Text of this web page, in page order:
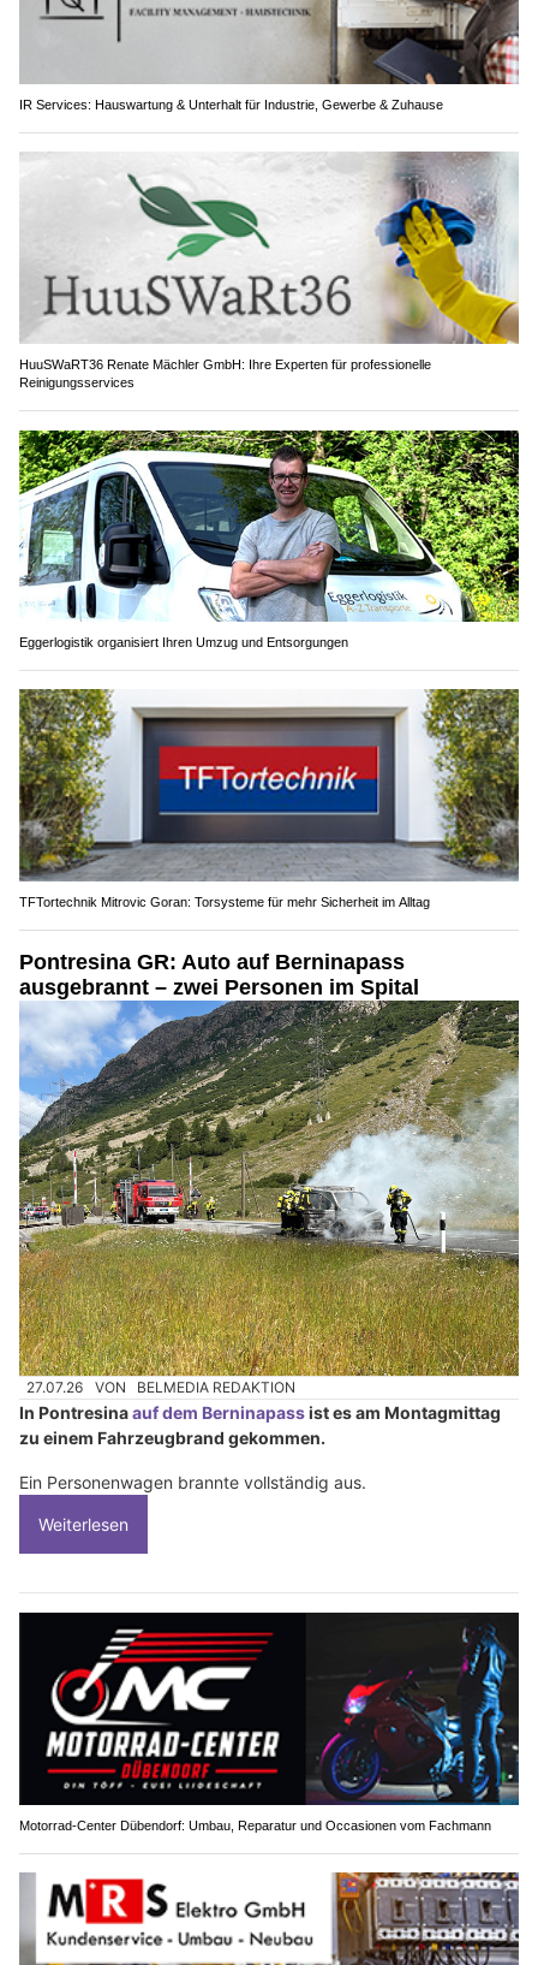
IR Services: Hauswartung & Unterhalt für Industrie, Gewerbe & Zuhause
HuuSWaRT36 Renate Mächler GmbH: Ihre Experten für professionelle
Reinigungsservices
Eggerlogistik organisiert Ihren Umzug und Entsorgungen
TFTortechnik Mitrovic Goran: Torsysteme für mehr Sicherheit im Alltag
Pontresina GR: Auto auf Berninapass
ausgebrannt – zwei Personen im Spital
27.07.26 VON BELMEDIA REDAKTION
In Pontresinaauf dem Berninapassist es am Montagmittag
zu einem Fahrzeugbrand gekommen.
Ein Personenwagen brannte vollständig aus.
Weiterlesen
Motorrad-Center Dübendorf: Umbau, Reparatur und Occasionen vom Fachmann